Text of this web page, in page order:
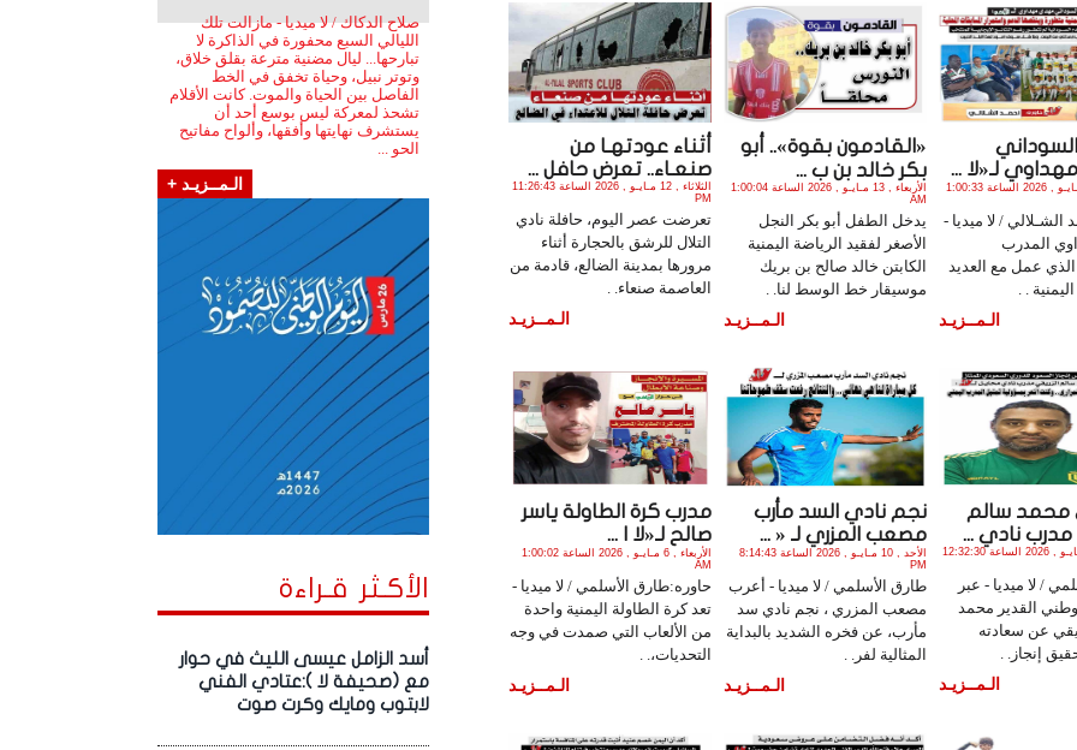
صلاح الدكاك / لا ميديا - مازالت تلك
الليالي السبع محفورة في الذاكرة لا
تبارحها... ليال مضنية مترعة بقلق خلاق،
وتوتر نبيل، وحياة تخفق في الخط
الفاصل بين الحياة والموت. كانت الأقلام
تشحذ لمعركة ليس بوسع أحد أن
يستشرف نهايتها وأفقها، وألواح مفاتيح
الحو ...
الـمــزيـد +
الأكـثر قـراءة
أسد الزامل عيسى الليث في حوار
مع (صحيفة لا ):عتادي الفني
لابتوب ومايك وكرت صوت
لـ«لا ...
الأربعاء , 13 مـايـو , 2026 الساعة 1:00:33
الشـلالي / لا ميديا -
المدرب
الذي عمل مع العديد
. .
الـمــزيـد
«القادمون بقوة».. أبو
بكر خالد بن ب ...
الأربعاء , 13 مـايـو , 2026 الساعة 1:00:04
AM
يدخل الطفل أبو بكر النجل
الأصغر لفقيد الرياضة اليمنية
الكابتن خالد صالح بن بريك
موسيقار خط الوسط لنا. .
الـمــزيـد
أثناء عودتهـا من
صنعـاء.. تعرض حافل ...
الثلاثاء , 12 مـايـو , 2026 الساعة 11:26:43
PM
تعرضت عصر اليوم، حافلة نادي
التلال للرشق بالحجارة أثناء
مرورها بمدينة الضالع، قادمة من
العاصمة صنعاء. .
الـمــزيـد
محمد سالم
مدرب نادي ...
الأثنين , 11 مـايـو , 2026 الساعة 12:32:30
/ لا ميديا - عبر
القدير محمد
عن سعادته
إنجاز. .
الـمــزيـد
نجم نادي السد مأرب
مصعب المزري لـ « ...
الأحد , 10 مـايـو , 2026 الساعة 8:14:43
PM
طارق الأسلمي / لا ميديا - أعرب
مصعب المزري ، نجم نادي سد
مأرب، عن فخره الشديد بالبداية
المثالية لفر. .
الـمــزيـد
مدرب كرة الطاولة ياسر
صالح لـ«لا ا ...
الأربعاء , 6 مـايـو , 2026 الساعة 1:00:02
AM
حاوره:طارق الأسلمي / لا ميديا -
تعد كرة الطاولة اليمنية واحدة
من الألعاب التي صمدت في وجه
التحديات،. .
الـمــزيـد